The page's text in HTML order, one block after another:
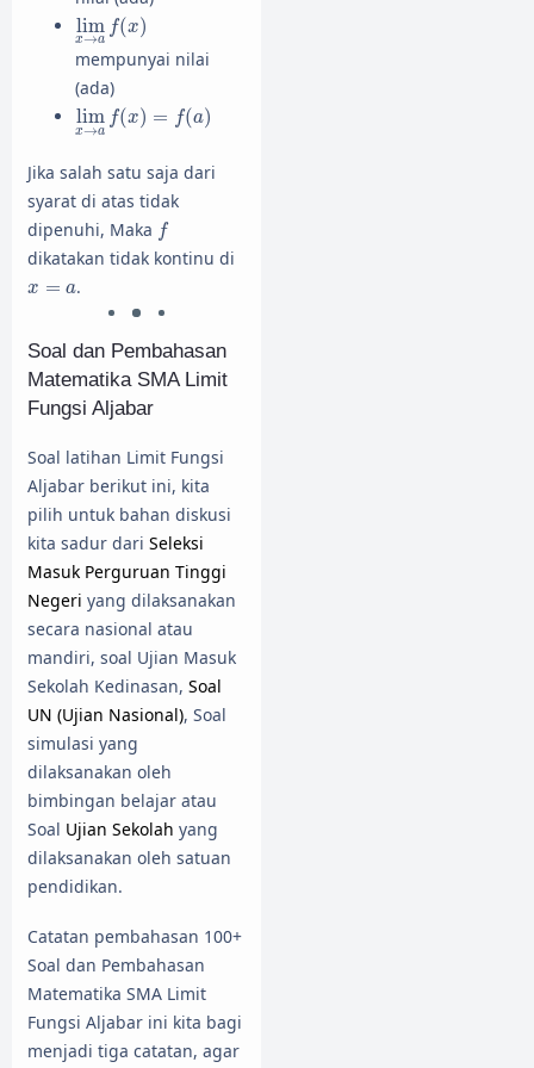
lim
x→a
f(x)
lim → af(
mempunyai nilai
(ada)
lim
x→a
f(x) = f(a)
lim x→af =f(a
Jika salah satu saja dari
syarat di atas tidak
dipenuhi, Maka f
f
dikatakan tidak kontinu di
x = a
x =a .
Soal dan Pembahasan
Matematika SMA Limit
Fungsi Aljabar
Soal latihan Limit Fungsi
Aljabar berikut ini, kita
pilih untuk bahan diskusi
kita sadur dari Seleksi
Masuk Perguruan Tinggi
Negeri yang dilaksanakan
secara nasional atau
mandiri, soal Ujian Masuk
Sekolah Kedinasan, Soal
UN (Ujian Nasional), Soal
simulasi yang
dilaksanakan oleh
bimbingan belajar atau
Soal Ujian Sekolah yang
dilaksanakan oleh satuan
pendidikan.
Catatan pembahasan 100+
Soal dan Pembahasan
Matematika SMA Limit
Fungsi Aljabar ini kita bagi
menjadi tiga catatan, agar